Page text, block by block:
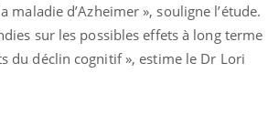
d’Azheimer », souligne l’étude.
sur les possibles effets à long terme
du déclin cognitif », estime le Dr Lori